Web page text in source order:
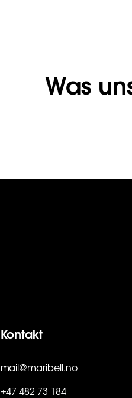
Was
Kontakt
mail@maribell.no
+47 482 73 184